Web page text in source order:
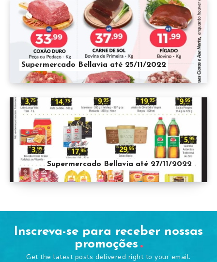
Supermercado Bellavia até 25/11/2022
Supermercado Bellavia até 27/11/2022
Inscreva-se para receber nossas
promoções
Get the latest posts delivered right to your email.